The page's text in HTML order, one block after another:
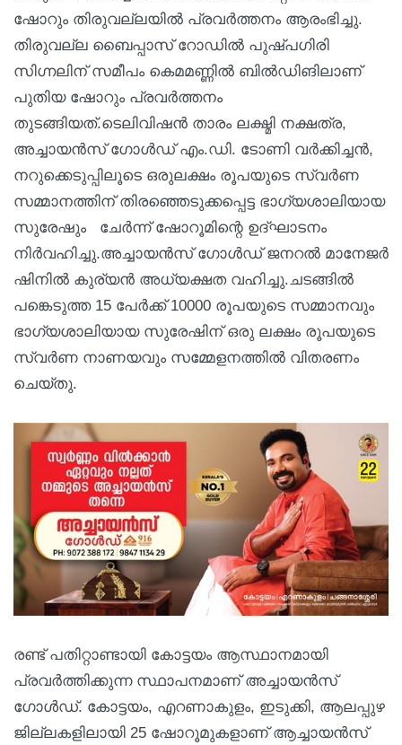
ഷോറും തിരുവല്ലയില്‍ പ്രവര്‍ത്തനം ആരംഭിച്ചു.
തിരുവല്ല ബൈപ്പാസ് റോഡില്‍ പുഷ്പഗിരി
സിഗ്നലിന് സമീപം കെമമണ്ണില്‍ ബില്‍ഡിങിലാണ്
പുതിയ ഷോറും പ്രവര്‍ത്തനം
തുടങ്ങിയത്.ടെലിവിഷൻ താരം ലക്ഷ്മി നക്ഷത്ര,
അച്ചായന്‍സ് ഗോള്‍ഡ് എം.ഡി. ടോണി വര്‍ക്കിച്ചൻ,
നറുക്കെടുപ്പിലൂടെ ഒരുലക്ഷം രൂപയുടെ സ്വര്‍ണ
സമ്മാനത്തിന് തിരഞ്ഞെടുക്കപ്പെട്ട ഭാഗ്യശാലിയായ
സുരേഷും ചേര്‍ന്ന് ഷോറൂമിന്റെ ഉദ്ഘാടനം
നിര്‍വഹിച്ചു.അച്ചായൻസ് ഗോൾഡ് ജനറൽ മാനേജർ
ഷിനിൽ കുര്യൻ അധ്യക്ഷത വഹിച്ചു.ചടങ്ങില്‍
പങ്കെടുത്ത 15 പേര്‍ക്ക് 10000 രൂപയുടെ സമ്മാനവും
ഭാഗ്യശാലിയായ സുരേഷിന് ഒരു ലക്ഷം രൂപയുടെ
സ്വര്‍ണ നാണയവും സമ്മേളനത്തില്‍ വിതരണം
ചെയ്തു.
രണ്ട് പതിറ്റാണ്ടായി കോട്ടയം ആസ്ഥാനമായി
പ്രവര്‍ത്തിക്കുന്ന സ്ഥാപനമാണ് അച്ചായന്‍സ്
ഗോള്‍ഡ്. കോട്ടയം, എറണാകുളം, ഇടുക്കി, ആലപ്പുഴ
ജില്ലകളിലായി 25 ഷോറൂമുകളാണ് ആച്ചായന്‍സ്